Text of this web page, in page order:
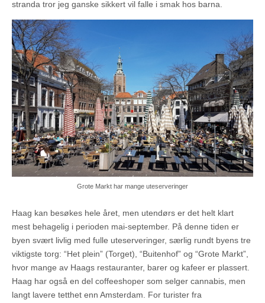
stranda tror jeg ganske sikkert vil falle i smak hos barna.
Grote Markt har mange uteserveringer
Haag kan besøkes hele året, men utendørs er det helt klart
mest behagelig i perioden mai-september. På denne tiden er
byen svært livlig med fulle uteserveringer, særlig rundt byens tre
viktigste torg: “Het plein” (Torget), “Buitenhof” og “Grote Markt”,
hvor mange av Haags restauranter, barer og kafeer er plassert.
Haag har også en del coffeeshoper som selger cannabis, men
langt lavere tetthet enn Amsterdam. For turister fra